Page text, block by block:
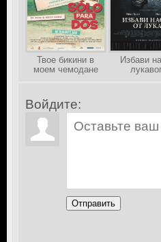
Твое бикини в
моем чемодане
Избави
Войдите:
Отправить